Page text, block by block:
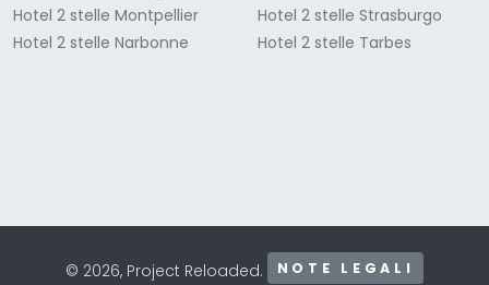
Hotel 2 stelle Montpellier
Hotel 2 stelle Narbonne
Hotel 2 stelle Strasburgo
Hotel 2 stelle Tarbes
© 2026, Project Reloaded. NOTE LEGALI